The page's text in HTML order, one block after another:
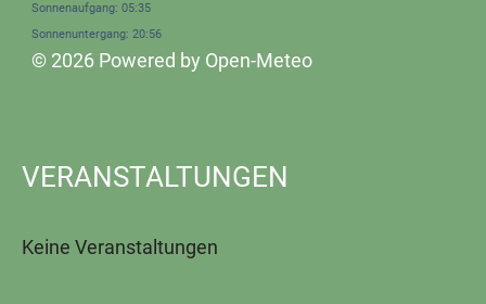
Sonnenaufgang: 05:35
Sonnenuntergang: 20:56
© 2026 Powered by Open-Meteo
VERANSTALTUNGEN
Keine Veranstaltungen